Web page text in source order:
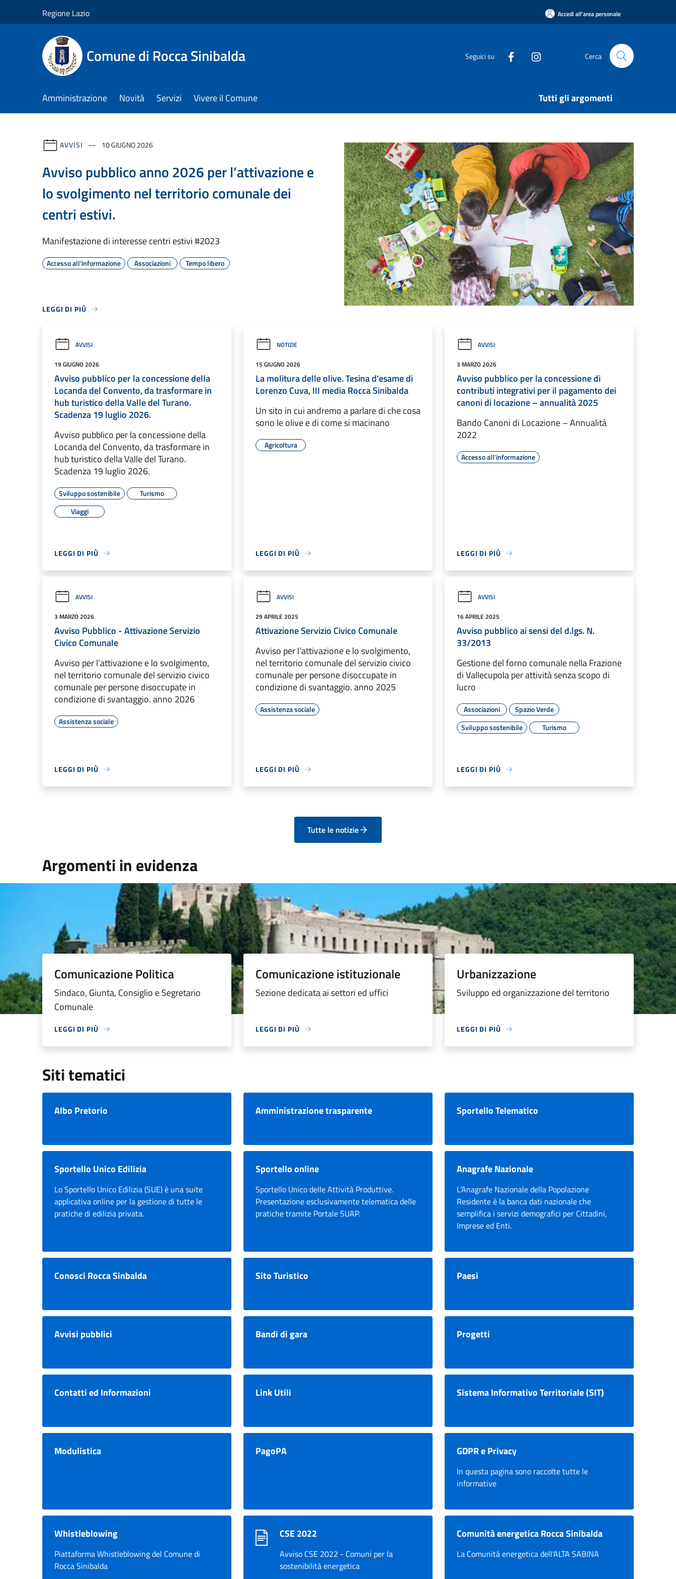
Regione Lazio Accedi all'area personale
Comune di Rocca Sinibalda Seguici su Cerca
Amministrazione Novità Servizi Vivere il Comune Tutti gli argomenti
AVVISI 10 GIUGNO 2026
Avviso pubblico anno 2026 per l’attivazione e
lo svolgimento nel territorio comunale dei
centri estivi.
Manifestazione di interesse centri estivi #2023
Accesso all'informazione Associazioni Tempo libero
LEGGI DI PIÙ
AVVISI
19 GIUGNO 2026
Avviso pubblico per la concessione della
Locanda del Convento, da trasformare in
hub turistico della Valle del Turano.
Scadenza 19 luglio 2026.
Avviso pubblico per la concessione della
Locanda del Convento, da trasformare in
hub turistico della Valle del Turano.
Scadenza 19 luglio 2026.
Sviluppo sostenibile
Turismo
Viaggi
LEGGI DI PIÙ
NOTIZIE
15 GIUGNO 2026
La molitura delle olive. Tesina d'esame di
Lorenzo Cuva, III media Rocca Sinibalda
Un sito in cui andremo a parlare di che cosa
sono le olive e di come si macinano
Agricoltura
LEGGI DI PIÙ
AVVISI
3 MARZO 2026
Avviso pubblico per la concessione di
contributi integrativi per il pagamento dei
canoni di locazione – annualità 2025
Bando Canoni di Locazione – Annualità
2022
Accesso all'informazione
LEGGI DI PIÙ
AVVISI
3 MARZO 2026
Avviso Pubblico - Attivazione Servizio
Civico Comunale
Avviso per l’attivazione e lo svolgimento,
nel territorio comunale del servizio civico
comunale per persone disoccupate in
condizione di svantaggio. anno 2026
Assistenza sociale
LEGGI DI PIÙ
AVVISI
29 APRILE 2025
Attivazione Servizio Civico Comunale
Avviso per l’attivazione e lo svolgimento,
nel territorio comunale del servizio civico
comunale per persone disoccupate in
condizione di svantaggio. anno 2025
Assistenza sociale
LEGGI DI PIÙ
AVVISI
16 APRILE 2025
Avviso pubblico ai sensi del d.lgs. N.
33/2013
Gestione del forno comunale nella Frazione
di Vallecupola per attività senza scopo di
lucro
Associazioni
Spazio Verde
Sviluppo sostenibile
Turismo
LEGGI DI PIÙ
Tutte le notizie
Argomenti in evidenza
Comunicazione Politica
Sindaco, Giunta, Consiglio e Segretario
Comunale
LEGGI DI PIÙ
Comunicazione istituzionale
Sezione dedicata ai settori ed uffici
LEGGI DI PIÙ
Urbanizzazione
Sviluppo ed organizzazione del territorio
LEGGI DI PIÙ
Siti tematici
Albo Pretorio Amministrazione trasparente Sportello Telematico
Sportello Unico Edilizia
Lo Sportello Unico Edilizia (SUE) è una suite
applicativa online per la gestione di tutte le
pratiche di edilizia privata.
Sportello online
Sportello Unico delle Attività Produttive.
Presentazione esclusivamente telematica delle
pratiche tramite Portale SUAP.
Anagrafe Nazionale
L’Anagrafe Nazionale della Popolazione
Residente è la banca dati nazionale che
semplifica i servizi demografici per Cittadini,
Imprese ed Enti.
Conosci Rocca Sinbalda Sito Turistico Paesi
Avvisi pubblici Bandi di gara Progetti
Contatti ed Informazioni Link Utili Sistema Informativo Territoriale (SIT)
Modulistica PagoPA GDPR e Privacy
In questa pagina sono raccolte tutte le
informative
Whistleblowing
Piattaforma Whistleblowing del Comune di
Rocca Sinibalda
CSE 2022
Avviso CSE 2022 - Comuni per la
sostenibilità energetica
Comunità energetica Rocca Sinibalda
La Comunità energetica dell'ALTA SABINA